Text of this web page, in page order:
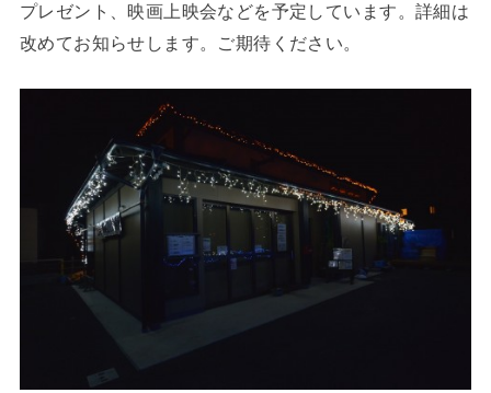
プレゼント、映画上映会などを予定しています。詳細は
改めてお知らせします。ご期待ください。